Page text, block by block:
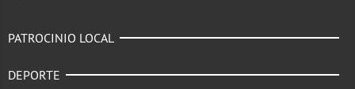
PATROCINIO LOCAL
DEPORTE